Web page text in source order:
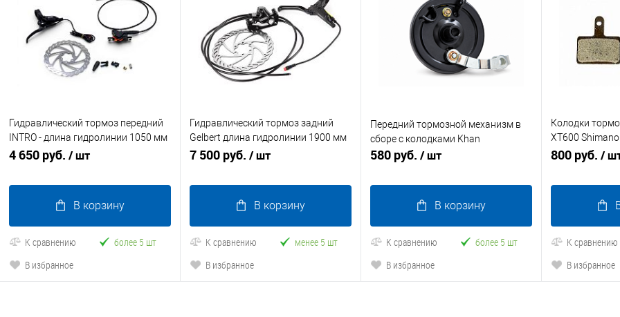
Гидравлический тормоз передний
INTRO - длина гидролинии 1050 мм
(комплект) правый
4 650 руб. / шт
В корзину
К сравнению
более 5 шт
В избранное
Гидравлический тормоз задний
Gelbert длина гидролинии 1900 мм
(комплект) правый
7 500 руб. / шт
В корзину
К сравнению
менее 5 шт
В избранное
Передний тормозной механизм в
сборе с колодками Khan
580 руб. / шт
В корзину
К сравнению
более 5 шт
В избранное
Колодки
XT600
M515,BR-
800 руб. /
К сравнению
В избранное